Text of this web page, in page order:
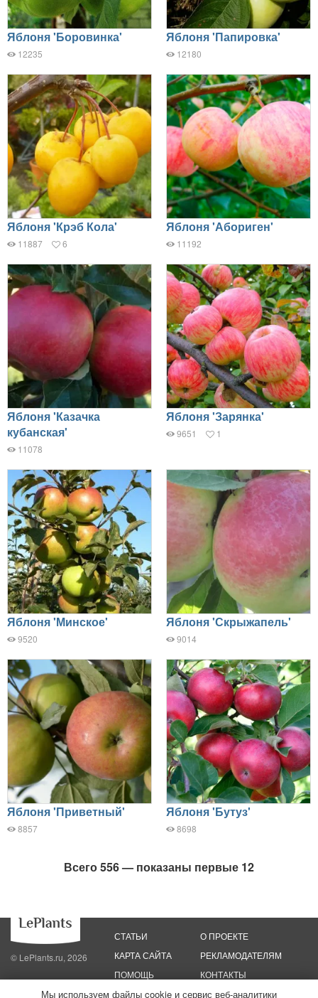
Яблоня 'Боровинка'
12235
Яблоня 'Папировка'
12180
Яблоня 'Крэб Кола'
11887 6
Яблоня 'Абориген'
11192
Яблоня 'Казачка
кубанская'
11078
Яблоня 'Зарянка'
9651 1
Яблоня 'Минское'
9520
Яблоня 'Скрыжапель'
9014
Яблоня 'Приветный'
8857
Яблоня 'Бутуз'
8698
Всего 556 — показаны первые 12
© LePlants.ru, 2026
СТАТЬИ
КАРТА САЙТА
ПОМОЩЬ
О ПРОЕКТЕ
РЕКЛАМОДАТЕЛЯМ
КОНТАКТЫ
Мы используем файлы cookie и сервис веб-аналитики